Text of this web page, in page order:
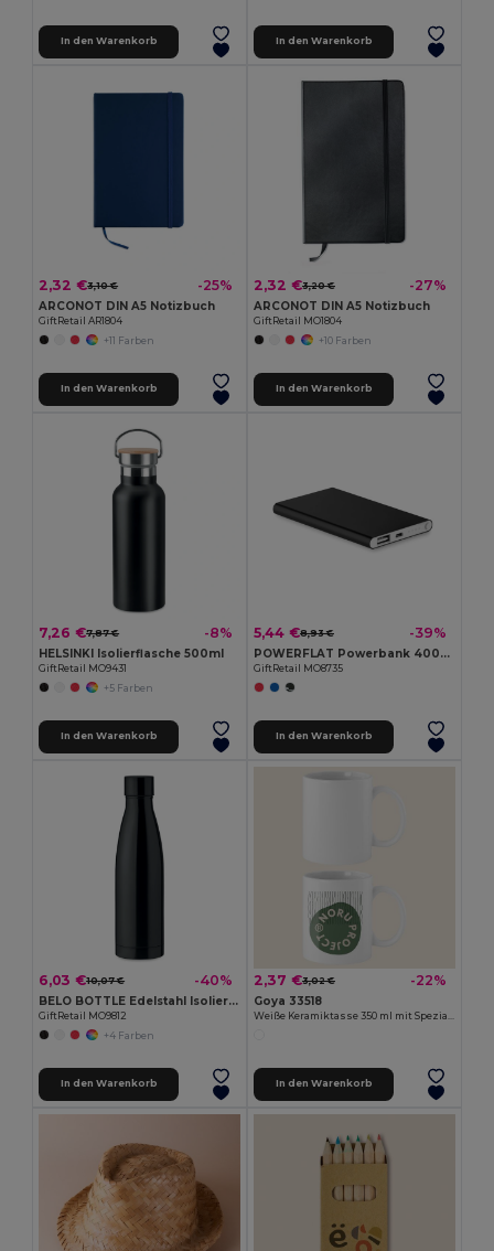
In den Warenkorb In den Warenkorb
2,32 €3,10 € -25%
ARCONOT DIN A5 Notizbuch
GiftRetail AR1804
+11 Farben
In den Warenkorb
2,32 €3,20 € -27%
ARCONOT DIN A5 Notizbuch
GiftRetail MO1804
+10 Farben
In den Warenkorb
7,26 €7,87 € -8%
HELSINKI Isolierflasche 500ml
GiftRetail MO9431
+5 Farben
In den Warenkorb
5,44 €8,93 € -39%
POWERFLAT Powerbank 4000 mAh
GiftRetail MO8735
In den Warenkorb
6,03 €10,07 € -40%
BELO BOTTLE Edelstahl Isolierflasche 500ml
GiftRetail MO9812
+4 Farben
In den Warenkorb
2,37 €3,02 € -22%
Goya 33518
In den Warenkorb